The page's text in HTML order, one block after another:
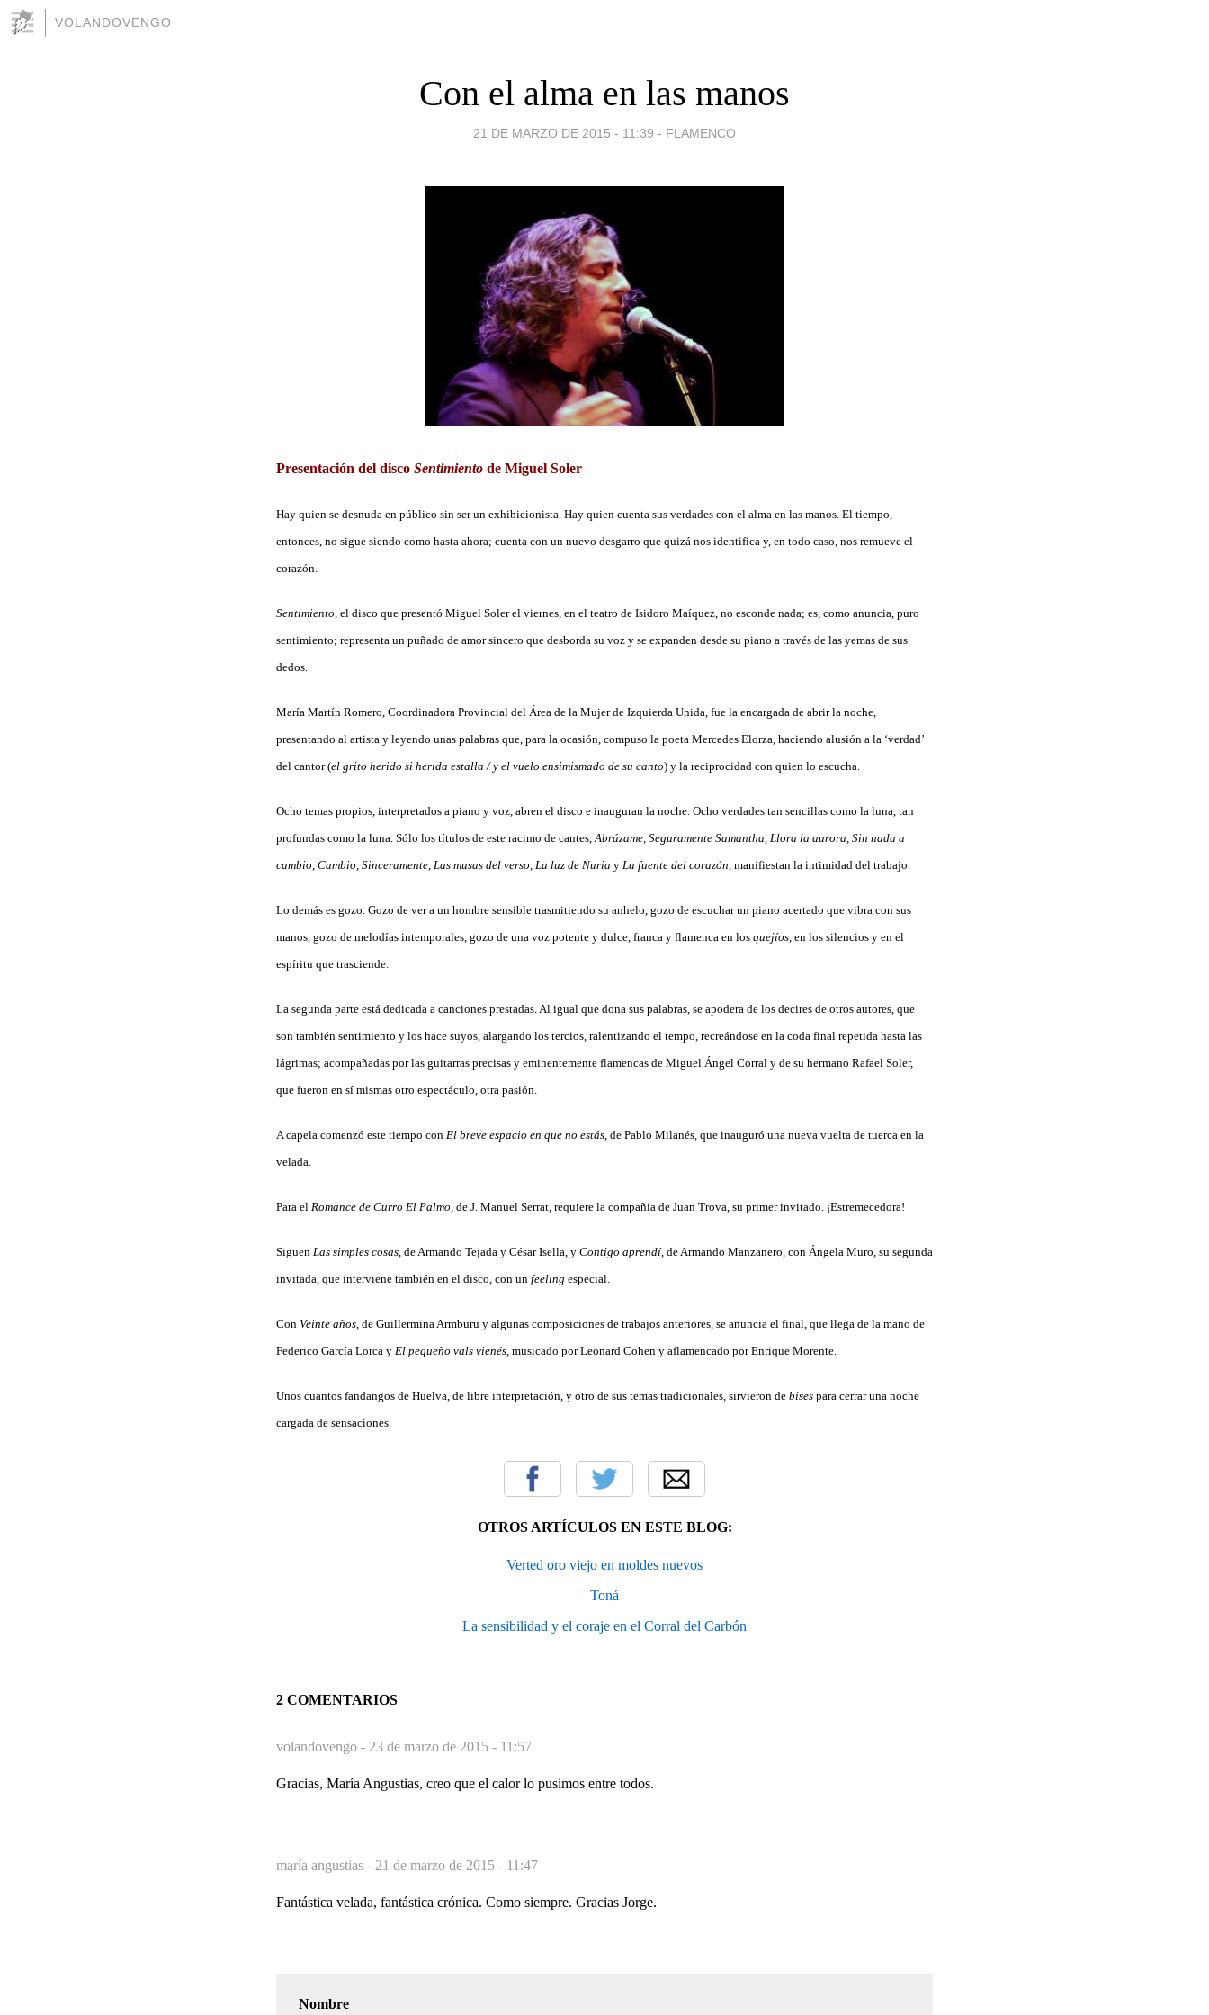
VOLANDOVENGO
Con el alma en las manos
21 DE MARZO DE 2015 - 11:39 - FLAMENCO
Presentación del disco Sentimiento de Miguel Soler
Hay quien se desnuda en público sin ser un exhibicionista. Hay quien cuenta sus verdades con el alma en las manos. El tiempo,
entonces, no sigue siendo como hasta ahora; cuenta con un nuevo desgarro que quizá nos identifica y, en todo caso, nos remueve el
corazón.
Sentimiento , el disco que presentó Miguel Soler el viernes, en el teatro de Isidoro Maíquez, no esconde nada; es, como anuncia, puro
sentimiento; representa un puñado de amor sincero que desborda su voz y se expanden desde su piano a través de las yemas de sus
dedos.
María Martín Romero, Coordinadora Provincial del Área de la Mujer de Izquierda Unida, fue la encargada de abrir la noche,
presentando al artista y leyendo unas palabras que, para la ocasión, compuso la poeta Mercedes Elorza, haciendo alusión a la ‘verdad’
del cantor (el grito herido si herida estalla / y el vuelo ensimismado de su canto) y la reciprocidad con quien lo escucha.
Ocho temas propios, interpretados a piano y voz, abren el disco e inauguran la noche. Ocho verdades tan sencillas como la luna, tan
profundas como la luna. Sólo los títulos de este racimo de cantes, Abrázame, Seguramente Samantha, Llora la aurora, Sin nada a
cambio, Cambio, Sinceramente, Las musas del verso, La luz de Nuria y La fuente del corazón , manifiestan la intimidad del trabajo.
Lo demás es gozo. Gozo de ver a un hombre sensible trasmitiendo su anhelo, gozo de escuchar un piano acertado que vibra con sus
manos, gozo de melodías intemporales, gozo de una voz potente y dulce, franca y flamenca en los quejíos , en los silencios y en el
espíritu que trasciende.
La segunda parte está dedicada a canciones prestadas. Al igual que dona sus palabras, se apodera de los decires de otros autores, que
son también sentimiento y los hace suyos, alargando los tercios, ralentizando el tempo, recreándose en la coda final repetida hasta las
lágrimas; acompañadas por las guitarras precisas y eminentemente flamencas de Miguel Ángel Corral y de su hermano Rafael Soler,
que fueron en sí mismas otro espectáculo, otra pasión.
A capela comenzó este tiempo con El breve espacio en que no estás , de Pablo Milanés, que inauguró una nueva vuelta de tuerca en la
velada.
Para el Romance de Curro El Palmo , de J. Manuel Serrat, requiere la compañía de Juan Trova, su primer invitado. ¡Estremecedora!
Siguen Las simples cosas , de Armando Tejada y César Isella, y Contigo aprendí, de Armando Manzanero, con Ángela Muro, su segunda
invitada, que interviene también en el disco, con un feeling especial.
Con Veinte años , de Guillermina Armburu y algunas composiciones de trabajos anteriores, se anuncia el final, que llega de la mano de
Federico García Lorca y El pequeño vals vienés , musicado por Leonard Cohen y aflamencado por Enrique Morente.
Unos cuantos fandangos de Huelva, de libre interpretación, y otro de sus temas tradicionales, sirvieron de bises para cerrar una noche
cargada de sensaciones.
OTROS ARTÍCULOS EN ESTE BLOG:
Verted oro viejo en moldes nuevos
Toná
La sensibilidad y el coraje en el Corral del Carbón
2 COMENTARIOS
volandovengo - 23 de marzo de 2015 - 11:57
Gracias, María Angustias, creo que el calor lo pusimos entre todos.
maría angustias - 21 de marzo de 2015 - 11:47
Fantástica velada, fantástica crónica. Como siempre. Gracias Jorge.
Nombre